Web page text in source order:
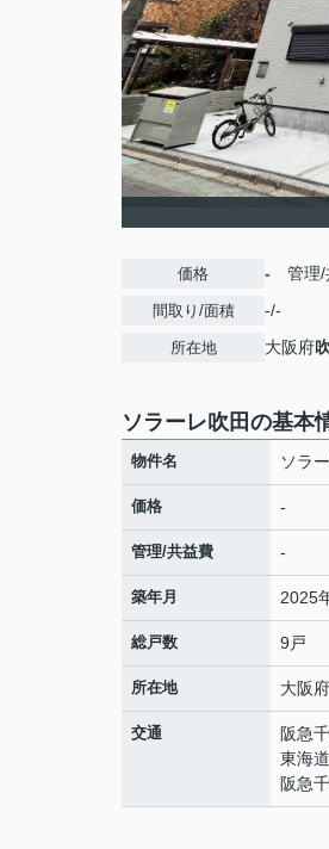
価格 - 管理/
間取り/面積 -/-
所在地 大阪府
ソラーレ吹田の基本
物件名 ソラ
価格 -
管理/共益費 -
築年月 2025
総戸数 9戸
所在地 大阪府
交通 阪急
東海
阪急